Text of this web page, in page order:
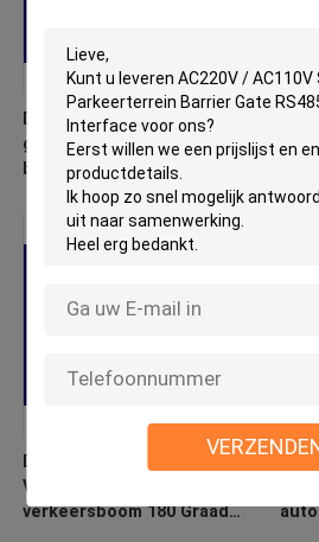
Durable Advertising Barrier
gate featuring 4.1 meters
boom length and speed
adjustable between 4 and
8 seconds for operation
Car
De Poort van de het
Voertuigbarrière van de
verkeersboom 180 Graad